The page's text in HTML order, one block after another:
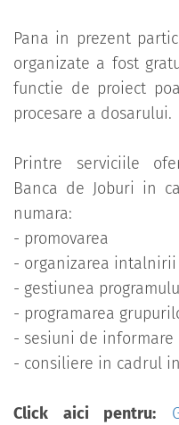
Pana in prezent
organizate a fost
functie de proiect
procesare a dosarului.
Printre serviciile
Banca de Joburi in
numara:
- promovarea
- organizarea
- gestiunea
- programarea
- sesiuni de
- consiliere in cadrul
Click aici pentru: